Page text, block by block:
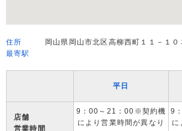
住所
岡山県岡山市北区高柳西町１１－１０
最寄駅
平日
店舗
営業時間
9：00～21：00※契約機
により営業時間が異なり
9
に